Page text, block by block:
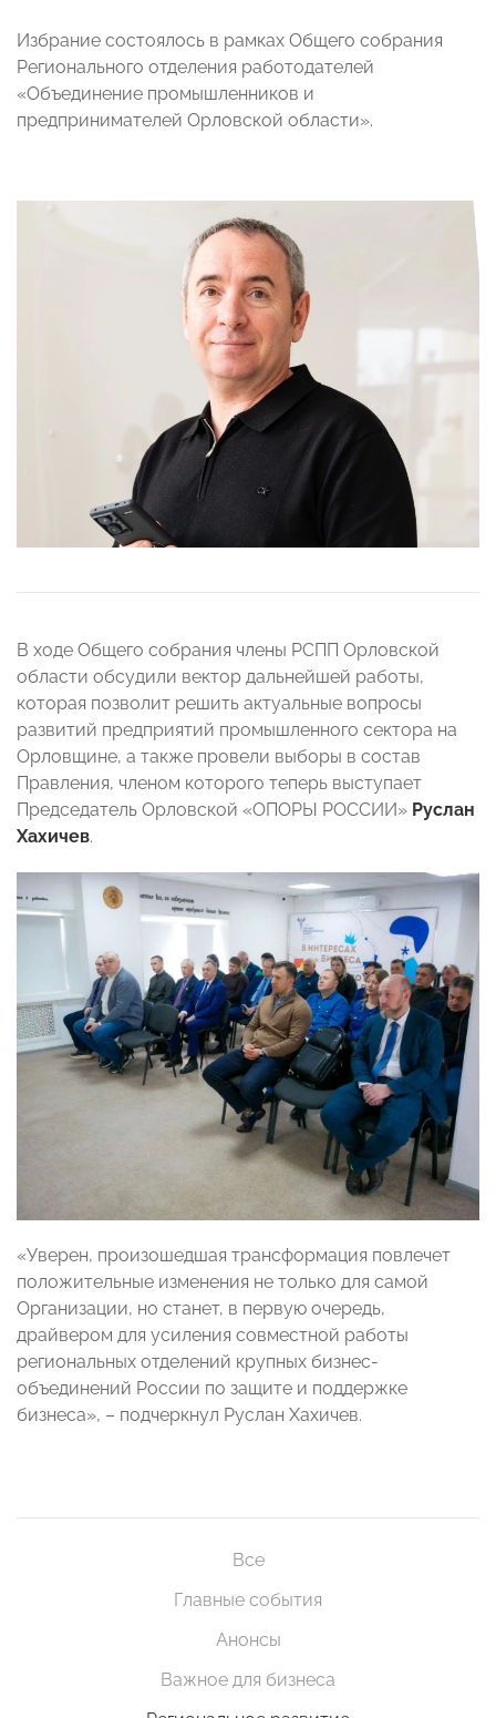
Избрание состоялось в рамках Общего собрания
Регионального отделения работодателей
«Объединение промышленников и
предпринимателей Орловской области».
В ходе Общего собрания члены РСПП Орловской
области обсудили вектор дальнейшей работы,
которая позволит решить актуальные вопросы
развитий предприятий промышленного сектора на
Орловщине, а также провели выборы в состав
Правления, членом которого теперь выступает
Председатель Орловской «ОПОРЫ РОССИИ» Руслан
Хахичев.
«Уверен, произошедшая трансформация повлечет
положительные изменения не только для самой
Организации, но станет, в первую очередь,
драйвером для усиления совместной работы
региональных отделений крупных бизнес-
объединений России по защите и поддержке
бизнеса», – подчеркнул Руслан Хахичев.
Все
Главные события
Анонсы
Важное для бизнеса